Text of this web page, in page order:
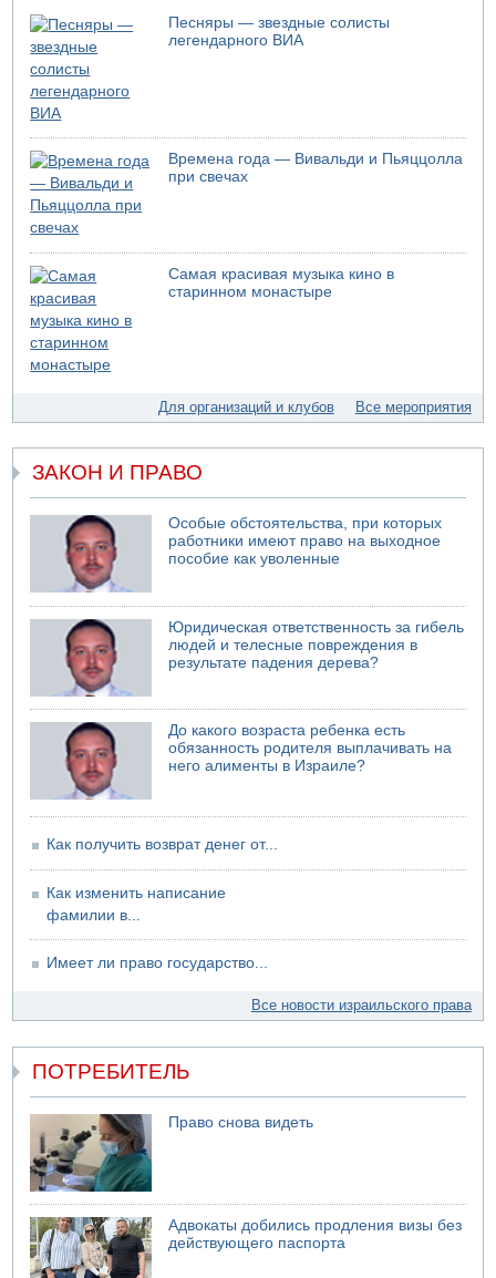
Тело мужчины обнаружено сегодня на открытой
местности недалеко от Реховота
08.08.2026 11:02
Трое убитых в результате российской ракетной атаки по
Киеву
07.08.2026 20:43
Поножовщина в Тайбе: 3 мужчин серьезно ранены
07.08.2026 20:41
Ynet: "Хизбалла" запустила БПЛА со взрывчаткой по
силам ЦАХАЛ
07.08.2026 19:16
ДТП в Ашдоде: тяжело ранены двое маленьких детей
07.08.2026 19:14
Скончался водитель, врезавшийся в стену в
Иерусалиме
07.08.2026 17:57
коррупционных отношениях с Йоавом Элиаси
БАГАЦ отказался заморозить лишение налоговых льгот
для уклонистов-харедим
07.08.2026 17:48
В Иерусалиме водитель врезался в забор и серьезно
пострадал
Песняры — звездные солисты
легендарного ВИА
Времена года — Вивальди и Пьяццолла
при свечах
Самая красивая музыка кино в
старинном монастыре
Для организаций и клубов Все мероприятия
ЗАКОН И ПРАВО
Особые обстоятельства, при которых
работники имеют право на выходное
пособие как уволенные
Юридическая ответственность за гибель
людей и телесные повреждения в
результате падения дерева?
До какого возраста ребенка есть
обязанность родителя выплачивать на
него алименты в Израиле?
Как получить возврат денег от...
Как изменить написание
фамилии в...
Имеет ли право государство...
Все новости израильского права
ПОТРЕБИТЕЛЬ
Право снова видеть
Адвокаты добились продления визы без
действующего паспорта